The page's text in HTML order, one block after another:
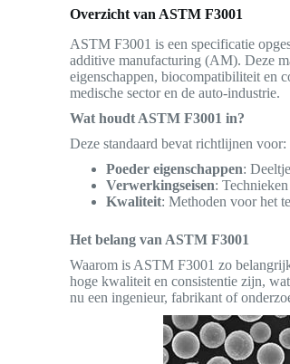
Overzicht van ASTM F3001
ASTM F3001 is een specificatie
additive manufacturing (AM). Deze
eigenschappen, biocompatibiliteit en
medische sector en de auto-industrie.
Wat houdt ASTM F3001 in?
Deze standaard bevat richtlijnen voor:
Poeder eigenschappen:
Verwerkingseisen:
Kwaliteit: Methoden voor het
Het belang van ASTM F3001
Waarom is ASTM F3001 zo
hoge kwaliteit en consistentie zijn,
nu een ingenieur, fabrikant of